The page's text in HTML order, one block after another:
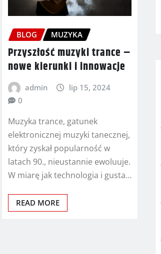
BLOG MUZYKA
Przyszłość muzyki trance –
nowe kierunki i innowacje
admin
lip 15, 2024
0
Muzyka trance, gatunek
elektronicznej muzyki tanecznej,
który zyskał popularność w
latach 90., nieustannie ewoluuje.
W miarę jak technologia i gusta…
READ MORE